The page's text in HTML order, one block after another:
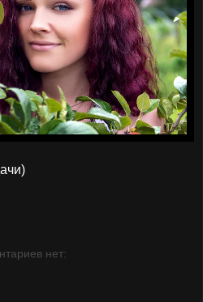
нет: